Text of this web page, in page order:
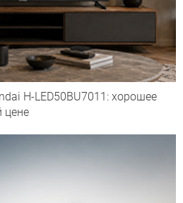
H-LED50BU7011: хорошее
цене